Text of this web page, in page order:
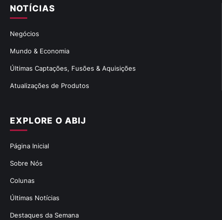
EXPLORE O ABIJ
Página Inicial
Sobre Nós
Colunas
Últimas Notícias
Destaques da Semana
NOTÍCIAS
Negócios
Mundo & Economia
Últimas Captações, Fusões & Aquisições
Atualizações de Produtos